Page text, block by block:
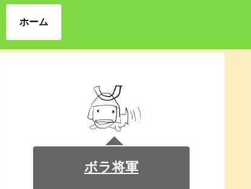
ホーム
ボラ将軍